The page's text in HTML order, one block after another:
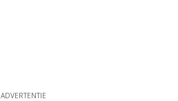
ADVERTENTIE